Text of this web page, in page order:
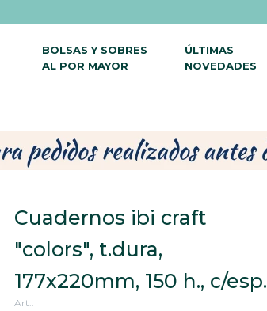
BOLSAS Y SOBRES
AL POR MAYOR
ÚLTIMAS
NOVEDADES
Cuadernos ibi craft
"colors", t.dura,
177x220mm, 150 h., c/esp.